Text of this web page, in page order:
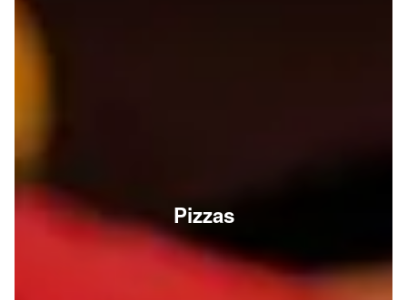
Pizzas